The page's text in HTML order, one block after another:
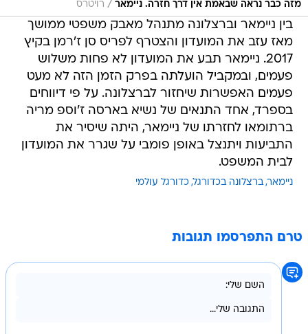
מזה כבר נראה שבאמת אין דרך חזרה. ניימאר / רויטרס
בין ניימאר וברצלונה מתנהל מאבק משפטי ממושך
מאז עזב את המועדון והצטרף לפריס סן ז'רמן בקיץ
2017. ניימאר תבע את המועדון לא פחות משלוש
פעמים, ובמקביל הועלתה בפרק הזמן הזה לא מעט
פעמים האפשרות שיחזור לברצלונה. על פי דיווחים
בספרד, אחד התנאים של נשיא בארסה ז'וספ מריה
ברתומאו לחזרתו של ניימאר, היתה שיסיר את
התביעות ויתנצל באופן פומבי על שגרר את המועדון
לבית המשפט.
ניימאר ברצלונה בכדורגל כדורגל עולמי
טרם התפרסמו תגובות